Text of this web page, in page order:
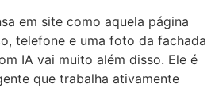
em site como aquela página
telefone e uma foto da fachada
IA vai muito além disso. Ele é
que trabalha ativamente